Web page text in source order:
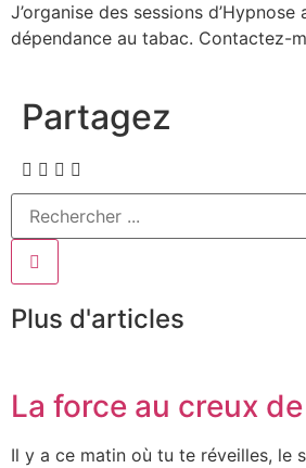
J’organise des sessions
dépendance au tabac. Contactez-
Partagez
Plus d'articles
La force au creux
Il y a ce matin où tu te réveilles, le